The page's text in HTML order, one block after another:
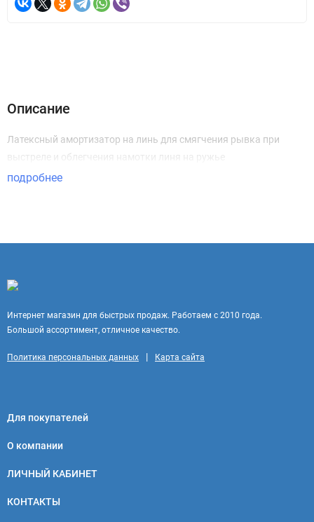
Описание
Латексный амортизатор на линь для смягчения рывка при
выстреле и облегчения намотки линя на ружье
подробнее
Интернет магазин для быстрых продаж. Работаем с 2010 года.
Большой ассортимент, отличное качество.
Политика персональных данных | Карта сайта
Для покупателей
О компании
ЛИЧНЫЙ КАБИНЕТ
КОНТАКТЫ